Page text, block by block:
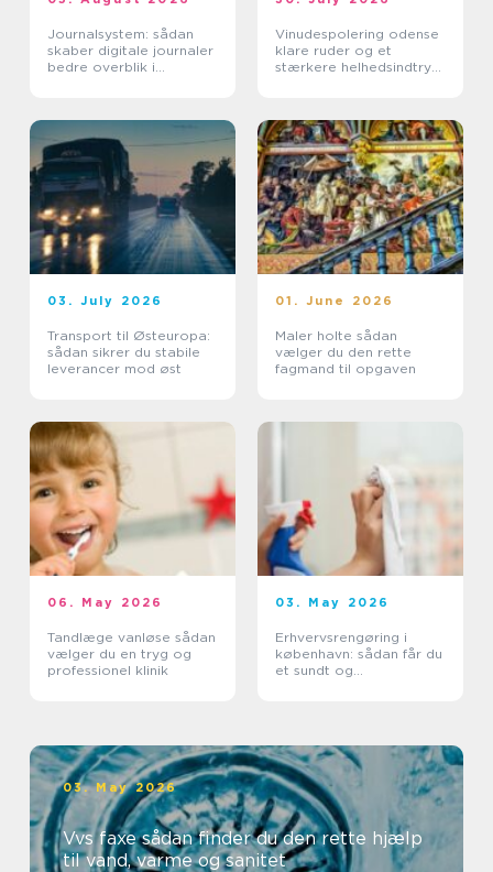
Journalsystem: sådan
skaber digitale journaler
bedre overblik i
Vinudespolering odense
klare ruder og et
stærkere helhedsindtryk
03. July 2026
Transport til Østeuropa:
sådan sikrer du stabile
leverancer mod øst
01. June 2026
Maler holte sådan
vælger du den rette
fagmand til opgaven
06. May 2026
Tandlæge vanløse sådan
vælger du en tryg og
professionel klinik
03. May 2026
Erhvervsrengøring i
københavn: sådan får du
et sundt og
03. May 2026
Vvs faxe sådan finder du den rette hjælp
til vand, varme og sanitet